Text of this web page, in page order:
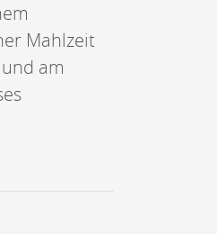
et/ou s'inscrire à la newsletter
sur notre newsletter
à idées
Mahlzeit
am